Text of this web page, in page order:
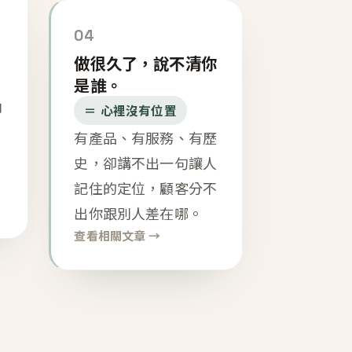
04
做很久了，說不清你
是誰。
＝ 心裡沒有位置
有產品、有服務、有歷
史，卻講不出一句讓人
記住的定位，顧客分不
出你跟別人差在哪。
查看相關文章 →